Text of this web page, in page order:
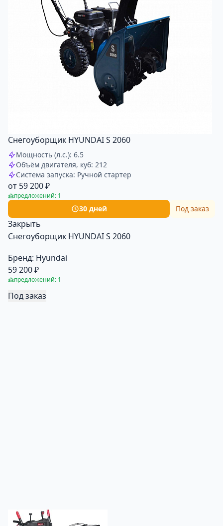
Снегоуборщик HYUNDAI S 2060
Мощность (л.с.): 6.5
Объём двигателя, куб: 212
Система запуска: Ручной стартер
от 59 200 ₽
предложений: 1
30 дней Под заказ
Закрыть
Снегоуборщик HYUNDAI S 2060
Бренд: Hyundai
59 200 ₽
предложений: 1
Под заказ